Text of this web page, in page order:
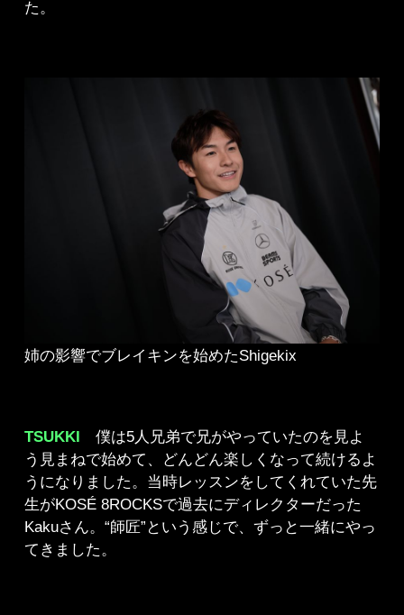
た。
姉の影響でブレイキンを始めたShigekix
TSUKKI 僕は5人兄弟で兄がやっていたのを見よ
う見まねで始めて、どんどん楽しくなって続けるよ
うになりました。当時レッスンをしてくれていた先
生がKOSÉ 8ROCKSで過去にディレクターだった
Kakuさん。“師匠”という感じで、ずっと一緒にやっ
てきました。